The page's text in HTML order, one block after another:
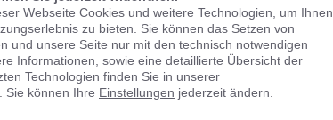
Webseite Cookies und weitere Technologien, um Ihnen
zu bieten. Sie können das Setzen von
und unsere Seite nur mit den technisch notwendigen
Informationen, sowie eine detaillierte Übersicht der
Technologien finden Sie in unserer
. Sie können Ihre Einstellungen jederzeit ändern.